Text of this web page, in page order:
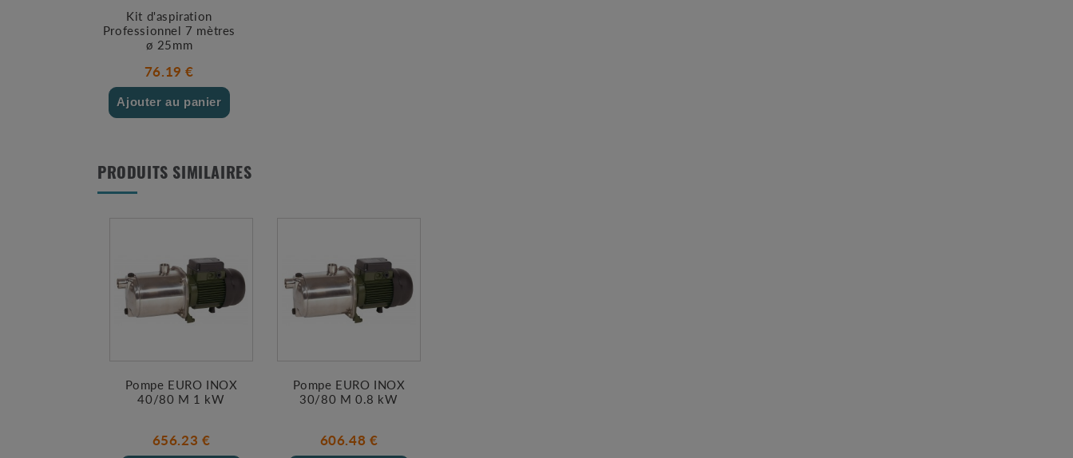
Kit d'aspiration
Professionnel 7 mètres
ø 25mm
76.19 €
Ajouter au panier
PRODUITS SIMILAIRES
Pompe EURO INOX
40/80 M 1 kW
656.23 €
Pompe EURO INOX
30/80 M 0.8 kW
606.48 €